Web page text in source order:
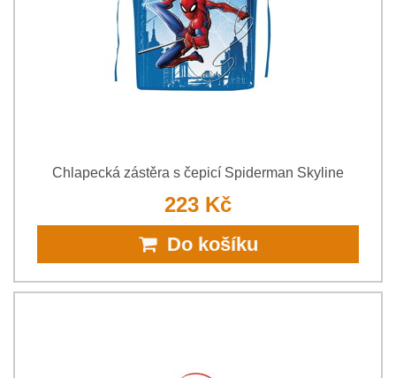
Chlapecká zástěra s čepicí Spiderman Skyline
223 Kč
Do košíku